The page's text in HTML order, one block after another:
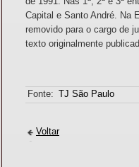
Fonte: TJ São Paulo
Voltar